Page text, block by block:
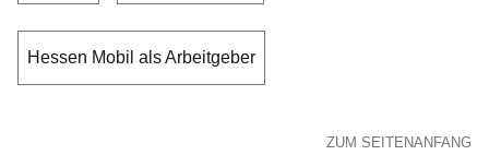
Hessen Mobil als Arbeitgeber
ZUM SEITENANFANG